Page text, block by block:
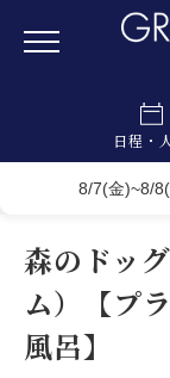
日程・
8/7(金)~8/
森のドッ
ム）【プ
風呂】